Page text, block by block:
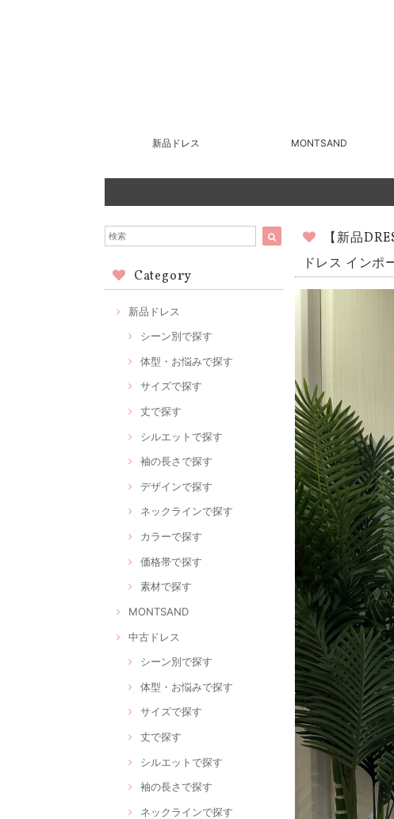
新品ドレス MONTSAND
Category
新品ドレス
シーン別で探す
体型・お悩みで探す
サイズで探す
丈で探す
シルエットで探す
袖の長さで探す
デザインで探す
ネックラインで探す
カラーで探す
価格帯で探す
素材で探す
MONTSAND
中古ドレス
シーン別で探す
体型・お悩みで探す
サイズで探す
丈で探す
シルエットで探す
袖の長さで探す
ネックラインで探す
【新品
ドレス インポ